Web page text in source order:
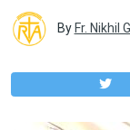
By Fr. Nikhil